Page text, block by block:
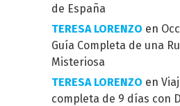
de España
TERESA LORENZO en
Guía Completa de una
Misteriosa
TERESA LORENZO en
completa de 9 días con